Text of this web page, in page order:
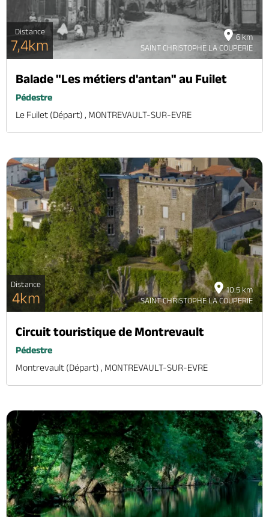
6 km
SAINT CHRISTOPHE LA COUPERIE
Distance
7,4km
Balade "Les métiers d'antan" au Fuilet
Pédestre
Le Fuilet (départ) , MONTREVAULT-SUR-EVRE
10.5 km
SAINT CHRISTOPHE LA COUPERIE
Distance
4km
Circuit touristique de Montrevault
Pédestre
Montrevault (départ) , MONTREVAULT-SUR-EVRE